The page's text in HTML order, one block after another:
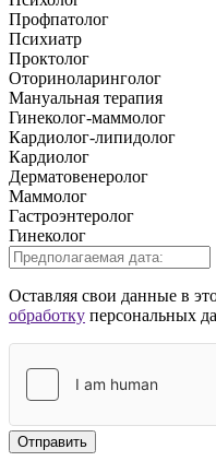
Профпатолог
Психиатр
Проктолог
Оториноларинголог
Мануальная терапия
Гинеколог-маммолог
Кардиолог-липидолог
Кардиолог
Дерматовенеролог
Маммолог
Гастроэнтеролог
Гинеколог
Оставляя свои данные в
обработку персональных
Отправить